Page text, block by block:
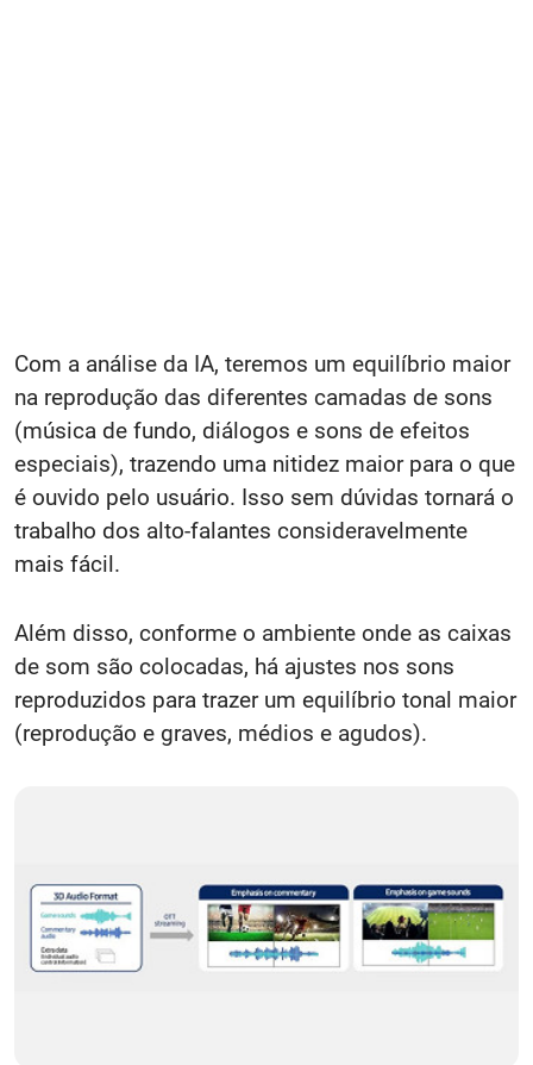
Com a análise da IA, teremos um equilíbrio maior
na reprodução das diferentes camadas de sons
(música de fundo, diálogos e sons de efeitos
especiais), trazendo uma nitidez maior para o que
é ouvido pelo usuário. Isso sem dúvidas tornará o
trabalho dos alto-falantes consideravelmente
mais fácil.
Além disso, conforme o ambiente onde as caixas
de som são colocadas, há ajustes nos sons
reproduzidos para trazer um equilíbrio tonal maior
(reprodução e graves, médios e agudos).